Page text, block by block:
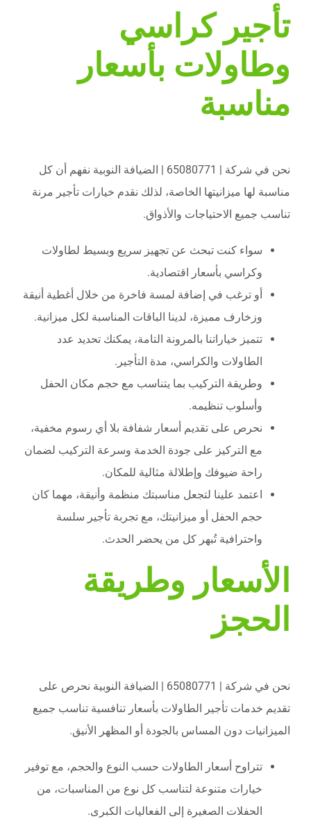
تأجير كراسي
وطاولات بأسعار
مناسبة
نحن في شركة | 65080771 | الضيافة النوبية نفهم أن كل
مناسبة لها ميزانيتها الخاصة، لذلك نقدم خيارات تأجير مرنة
تناسب جميع الاحتياجات والأذواق.
سواء كنت تبحث عن تجهيز سريع وبسيط لطاولات
وكراسي بأسعار اقتصادية.
أو ترغب في إضافة لمسة فاخرة من خلال أغطية أنيقة
وزخارف مميزة، لدينا الباقات المناسبة لكل ميزانية.
تتميز خياراتنا بالمرونة التامة، يمكنك تحديد عدد
الطاولات والكراسي، مدة التأجير.
وطريقة التركيب بما يتناسب مع حجم مكان الحفل
وأسلوب تنظيمه.
نحرص على تقديم أسعار شفافة بلا أي رسوم مخفية،
مع التركيز على جودة الخدمة وسرعة التركيب لضمان
راحة ضيوفك وإطلالة مثالية للمكان.
اعتمد علينا لتجعل مناسبتك منظمة وأنيقة، مهما كان
حجم الحفل أو ميزانيتك، مع تجربة تأجير سلسة
واحترافية تُبهر كل من يحضر الحدث.
الأسعار وطريقة
الحجز
نحن في شركة | 65080771 | الضيافة النوبية نحرص على
تقديم خدمات تأجير الطاولات بأسعار تنافسية تناسب جميع
الميزانيات دون المساس بالجودة أو المظهر الأنيق.
تتراوح أسعار الطاولات حسب النوع والحجم، مع توفير
خيارات متنوعة لتناسب كل نوع من المناسبات، من
الحفلات الصغيرة إلى الفعاليات الكبرى.